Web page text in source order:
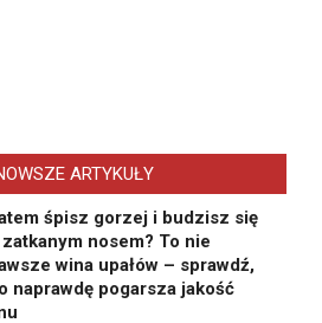
ARTYKUŁY
śpisz gorzej i budzisz się
nosem? To nie
wina upałów – sprawdź,
naprawdę pogarsza jakość